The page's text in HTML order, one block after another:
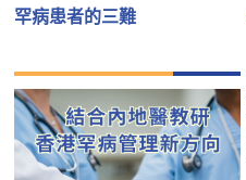
罕病患者的三難